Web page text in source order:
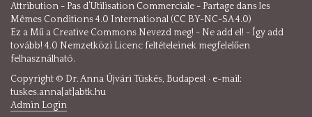
Attribution - Pas d’Utilisation Commerciale - Partage dans les
Mêmes Conditions 4.0 International (CC BY-NC-SA 4.0)
Ez a Mű a Creative Commons Nevezd meg! - Ne add el! - Így add
tovább! 4.0 Nemzetközi Licenc feltételeinek megfelelően
felhasználható.
Copyright © Dr. Anna Újvári Tüskés, Budapest · e-mail:
tuskes.anna[at]abtk.hu
Admin Login